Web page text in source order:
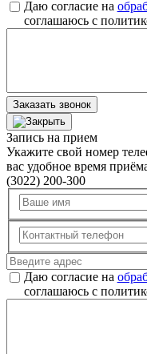
Даю согласие на
соглашаюсь с
Заказать звонок
Запись на прием
Укажите свой номер
вас удобное время
(3022) 200-300
Даю согласие на
соглашаюсь с